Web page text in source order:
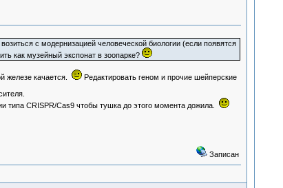
с модернизацией человеческой биологии (если появятся
как музейный экспонат в зоопарке?
железе качается.
Редактировать геном и прочие шейперские
типа CRISPR/Cas9 чтобы тушка до этого момента дожила.
Записан